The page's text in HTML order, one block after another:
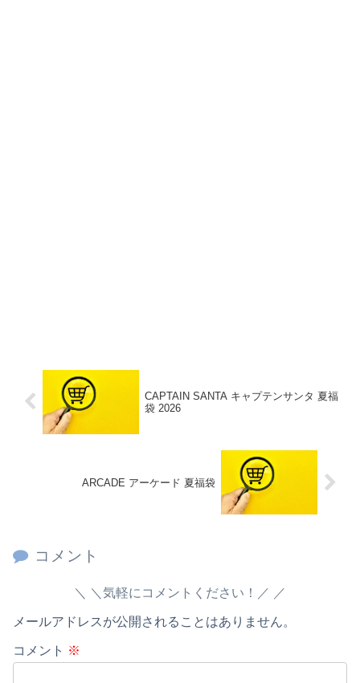
CAPTAIN SANTA キャプテンサンタ 夏福
袋 2026
ARCADE アーケード 夏福袋
コメント
＼気軽にコメントください！／
メールアドレスが公開されることはありません。
コメント ※